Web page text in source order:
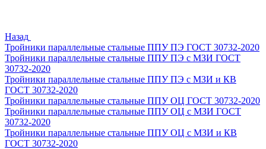
Назад
Тройники параллельные стальные ППУ ПЭ ГОСТ 30732-2020
Тройники параллельные стальные ППУ ПЭ с МЗИ ГОСТ
30732-2020
Тройники параллельные стальные ППУ ПЭ с МЗИ и КВ
ГОСТ 30732-2020
Тройники параллельные стальные ППУ ОЦ ГОСТ 30732-2020
Тройники параллельные стальные ППУ ОЦ с МЗИ ГОСТ
30732-2020
Тройники параллельные стальные ППУ ОЦ с МЗИ и КВ
ГОСТ 30732-2020